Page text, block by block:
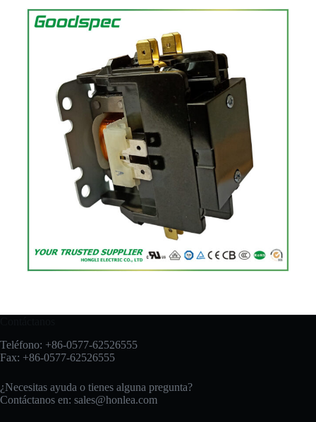
Teléfono: +86-0577-62526555
Fax: +86-0577-62526555
¿Necesitas ayuda o tienes alguna pregunta?
Contáctanos en: sales@honlea.com